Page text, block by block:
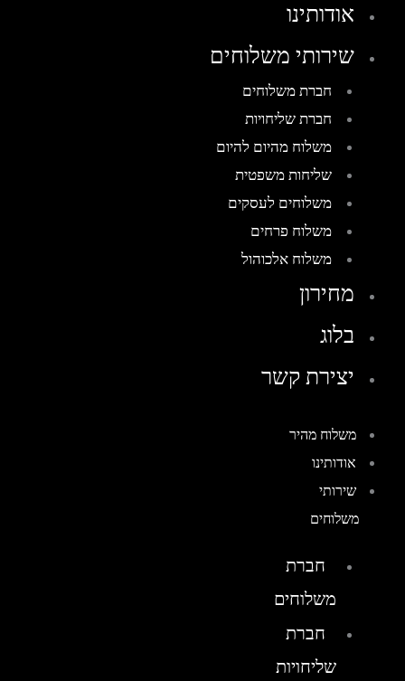
אודותינו
שירותי משלוחים
חברת משלוחים
חברת שליחויות
משלוח מהיום להיום
שליחות משפטית
משלוחים לעסקים
משלוח פרחים
משלוח אלכוהול
מחירון
בלוג
יצירת קשר
משלוח מהיר
אודותינו
שירותי
משלוחים
חברת
משלוחים
חברת
שליחויות